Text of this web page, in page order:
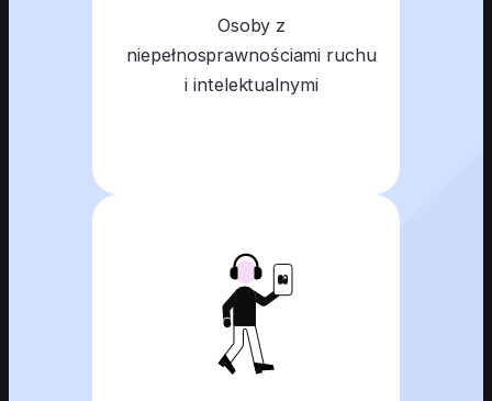
Osoby z
niepełnosprawnościami ruchu
i intelektualnymi